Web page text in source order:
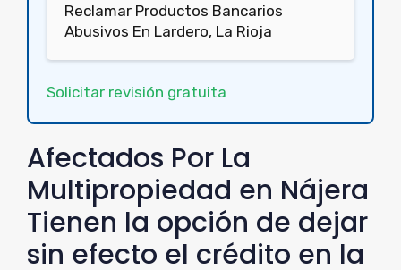
Reclamar Productos Bancarios
Abusivos En Lardero, La Rioja
Solicitar revisión gratuita
Afectados Por La
Multipropiedad en Nájera
Tienen la opción de dejar
sin efecto el crédito en la